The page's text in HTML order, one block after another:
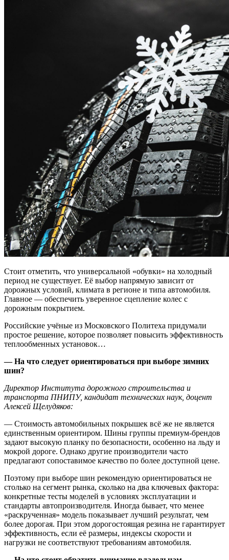
Стоит отметить, что универсальной «обувки» на холодный
период не существует. Её выбор напрямую зависит от
дорожных условий, климата в регионе и типа автомобиля.
Главное — обеспечить уверенное сцепление колес с
дорожным покрытием.
Российские учёные из Московского Политеха придумали
простое решение, которое позволяет повысить эффективность
теплообменных установок…
— На что следует ориентироваться при выборе зимних
шин?
Директор Института дорожного строительства и
транспорта ПНИПУ, кандидат технических наук, доцент
Алексей Щелудяков:
— Стоимость автомобильных покрышек всё же не является
единственным ориентиром. Шины группы премиум-брендов
задают высокую планку по безопасности, особенно на льду и
мокрой дороге. Однако другие производители часто
предлагают сопоставимое качество по более доступной цене.
Поэтому при выборе шин рекомендую ориентироваться не
столько на сегмент рынка, сколько на два ключевых фактора:
конкретные тесты моделей в условиях эксплуатации и
стандарты автопроизводителя. Иногда бывает, что менее
«раскрученная» модель показывает лучший результат, чем
более дорогая. При этом дорогостоящая резина не гарантирует
эффективность, если её размеры, индексы скорости и
нагрузки не соответствуют требованиям автомобиля.